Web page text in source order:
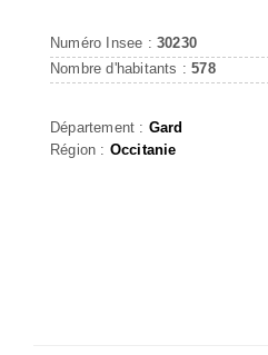
Numéro Insee : 30230
Nombre d'habitants :578
Département : Gard
Région : Occitanie